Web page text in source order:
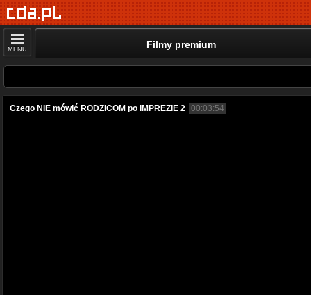
MENU Filmy premium
Czego NIE mówić RODZICOM po IMPREZIE 2 00:03:54